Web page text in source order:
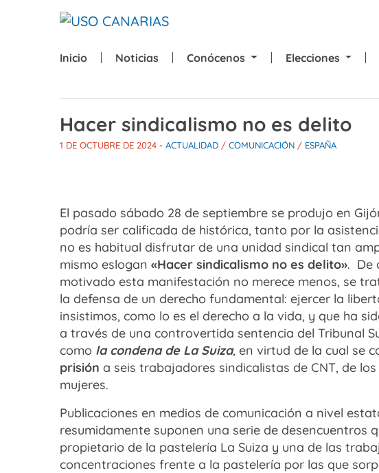
Inicio Noticias Conócenos Elecciones
Hacer sindicalismo no es delito
1 DE OCTUBRE DE 2024 - ACTUALIDAD / COMUNICACIÓN / ESPAÑA
El pasado sábado 28 de septiembre se produjo en
podría ser calificada de histórica, tanto por la
no es habitual disfrutar de una unidad sindical tan
mismo eslogan «Hacer sindicalismo no es delito». De
motivado esta manifestación no merece menos, se
la defensa de un derecho fundamental: ejercer la
insistimos, como lo es el derecho a la vida, y que ha
a través de una controvertida sentencia del Tribunal
como la condena de La Suiza, en virtud de la cual se
prisión a seis trabajadores sindicalistas de CNT, de
mujeres.
Publicaciones en medios de comunicación a nivel
resumidamente suponen una serie de desencuentros
propietario de la pastelería La Suiza y una de las
concentraciones frente a la pastelería por las que